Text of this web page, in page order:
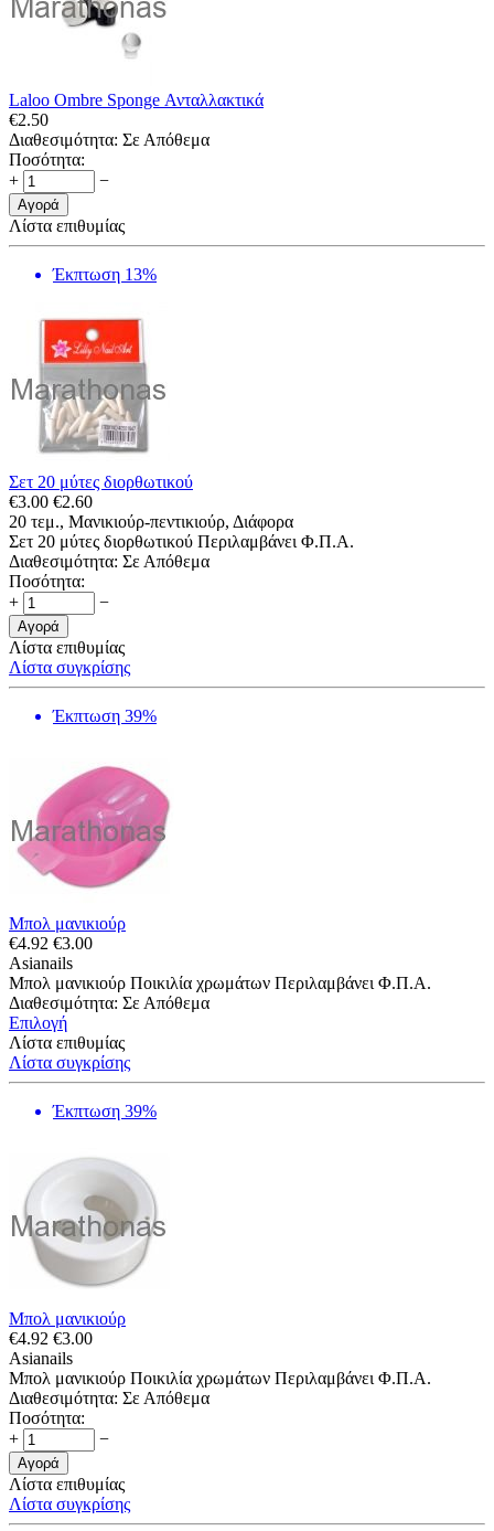
Laloo Ombre Sponge Ανταλλακτικά
€2.50
Διαθεσιμότητα: Σε Απόθεμα
Ποσότητα:
+
−
Αγορά
Λίστα επιθυμίας
Έκπτωση 13%
Σετ 20 μύτες διορθωτικού
€3.00 €2.60
20 τεμ., Μανικιούρ-πεντικιούρ, Διάφορα
Σετ 20 μύτες διορθωτικού Περιλαμβάνει Φ.Π.Α.
Διαθεσιμότητα: Σε Απόθεμα
Ποσότητα:
+
−
Αγορά
Λίστα επιθυμίας
Λίστα συγκρίσης
Έκπτωση 39%
Μπολ μανικιούρ
€4.92 €3.00
Asianails
Μπολ μανικιούρ Ποικιλία χρωμάτων Περιλαμβάνει Φ.Π.Α.
Διαθεσιμότητα: Σε Απόθεμα
Επιλογή
Λίστα επιθυμίας
Λίστα συγκρίσης
Έκπτωση 39%
Μπολ μανικιούρ
€4.92 €3.00
Asianails
Μπολ μανικιούρ Ποικιλία χρωμάτων Περιλαμβάνει Φ.Π.Α.
Διαθεσιμότητα: Σε Απόθεμα
Ποσότητα:
+
−
Αγορά
Λίστα επιθυμίας
Λίστα συγκρίσης